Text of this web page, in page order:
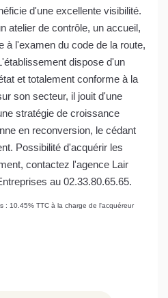
d'une excellente visibilité.
atelier de contrôle, un accueil,
à l'examen du code de la route,
dispose d'un
et totalement conforme à la
son secteur, il jouit d'une
stratégie de croissance
en reconversion, le cédant
Possibilité d'acquérir les
contactez l'agence Lair
au 02.33.80.65.65.
: 10.45% TTC à la charge de l'acquéreur